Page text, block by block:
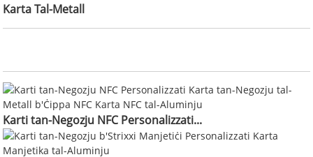
Karta Tal-Metall
Karti tan-Negozju NFC Personalizzati...